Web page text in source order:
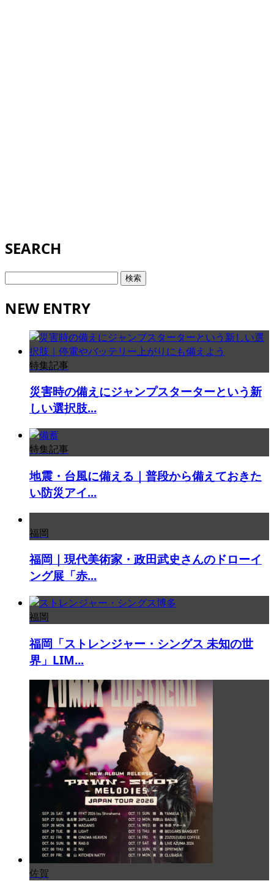
SEARCH
検
NEW ENTRY
特集記事
災害時の備えにジャンプスターターという新
しい選択肢...
特集記事
地震・台風に備える｜普段から備えておきた
い防災アイ...
福岡
福岡｜現代美術家・政田武史さんのドローイ
ング展「赤...
福岡
福岡「ストレンジャー・シングス 未知の世
界」LIM...
佐賀